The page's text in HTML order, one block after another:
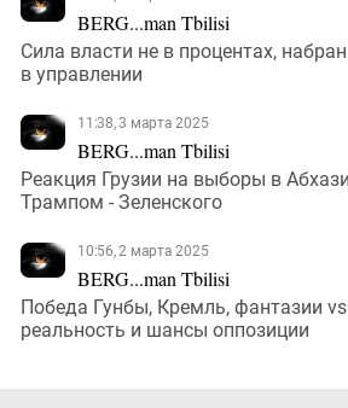
BERG...man Tbilisi
Сила власти не в процентах,
в управлении
11:38, 3 марта 2025
BERG...man Tbilisi
Реакция Грузии на выборы в
Трампом - Зеленского
10:56, 2 марта 2025
BERG...man Tbilisi
Победа Гунбы, Кремль, фантазии
реальность и шансы оппозиции